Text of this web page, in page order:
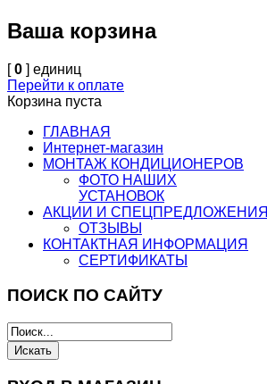
Ваша корзина
[0 ] единиц
Перейти к оплате
Корзина пуста
ГЛАВНАЯ
Интернет-магазин
МОНТАЖ КОНДИЦИОНЕРОВ
ФОТО НАШИХ
УСТАНОВОК
АКЦИИ И СПЕЦПРЕДЛОЖЕНИЯ
ОТЗЫВЫ
КОНТАКТНАЯ ИНФОРМАЦИЯ
СЕРТИФИКАТЫ
ПОИСК ПО САЙТУ